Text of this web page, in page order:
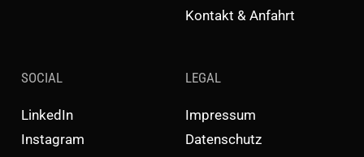
Kontakt & Anfahrt
SOCIAL
LinkedIn
Instagram
LEGAL
Impressum
Datenschutz